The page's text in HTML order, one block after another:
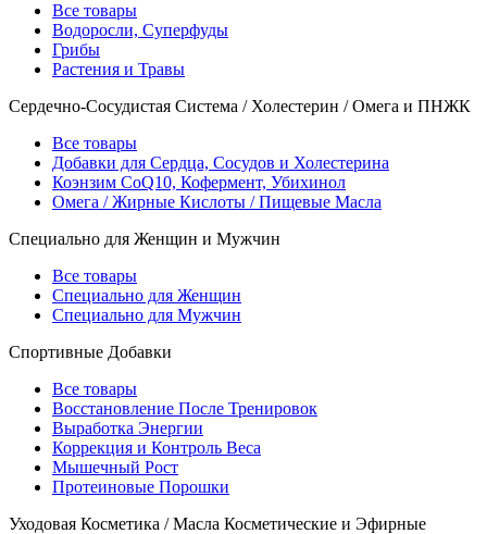
Все товары
Водоросли, Суперфуды
Грибы
Растения и Травы
Сердечно-Сосудистая Система / Холестерин / Омега и ПНЖК
Все товары
Добавки для Сердца, Сосудов и Холестерина
Коэнзим CoQ10, Кофермент, Убихинол
Омега / Жирные Кислоты / Пищевые Масла
Специально для Женщин и Мужчин
Все товары
Специально для Женщин
Специально для Мужчин
Спортивные Добавки
Все товары
Восстановление После Тренировок
Выработка Энергии
Коррекция и Контроль Веса
Мышечный Рост
Протеиновые Порошки
Уходовая Косметика / Масла Косметические и Эфирные